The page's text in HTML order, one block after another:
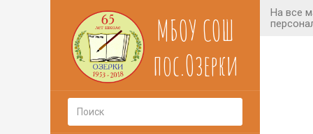
МБОУ СОШ
пос.Озерки